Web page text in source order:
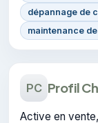
dépannage de
maintenance
PC Profil
Active en